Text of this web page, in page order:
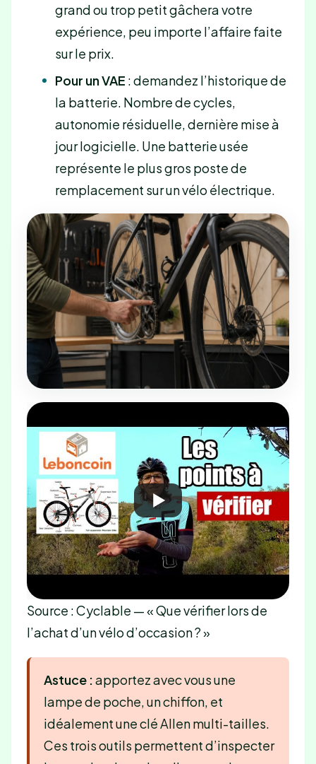
grand ou trop petit gâchera votre
expérience, peu importe l’affaire faite
sur le prix.
Pour un VAE : demandez l’historique de
la batterie. Nombre de cycles,
autonomie résiduelle, dernière mise à
jour logicielle. Une batterie usée
représente le plus gros poste de
remplacement sur un vélo électrique.
Source : Cyclable — « Que vérifier lors de
l’achat d’un vélo d’occasion ? »
Astuce :apportez avec vous une
lampe de poche, un chiffon, et
idéalement une clé Allen multi-tailles.
Ces trois outils permettent d’inspecter